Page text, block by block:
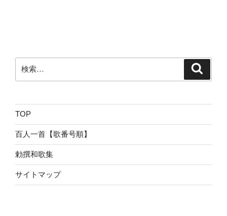
索:
TOP
百人一首【歌番号順】
勅撰和歌集
サイトマップ